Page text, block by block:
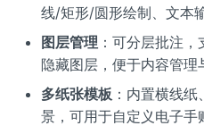
线/矩形/圆形绘制、文本
图层管理 ：可分层批注
隐藏图层，便于内容管理
多纸张模板 ：内置横线
景，可用于自定义电子手